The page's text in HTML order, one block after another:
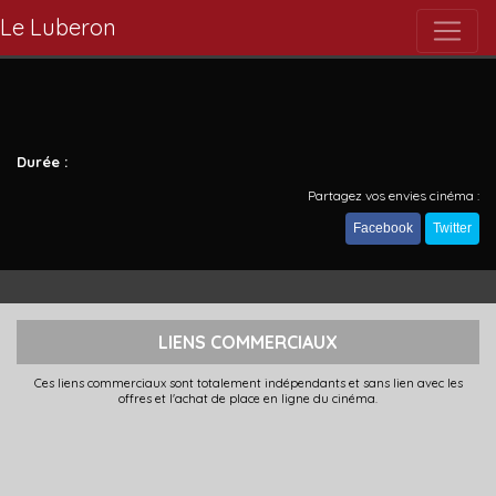
Le Luberon
Durée :
Partagez vos envies cinéma :
Facebook Twitter
LIENS COMMERCIAUX
Ces liens commerciaux sont totalement indépendants et sans lien avec les
offres et l'achat de place en ligne du cinéma.